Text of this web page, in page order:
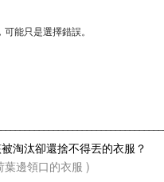
能只是選擇錯誤。
淘汰卻還捨不得丟的衣服？
葉邊領口的衣服 )